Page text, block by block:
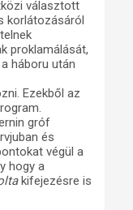
választott
korlátozásáról
proklamálását,
háboru után
Ezekből az
gróf
és
végül a
hogy a
kifejezésre is